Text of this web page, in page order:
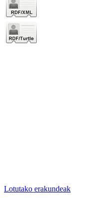
Lotutako erakundeak